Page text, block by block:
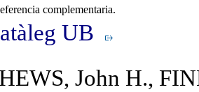
complementaria.
UB
John H.,